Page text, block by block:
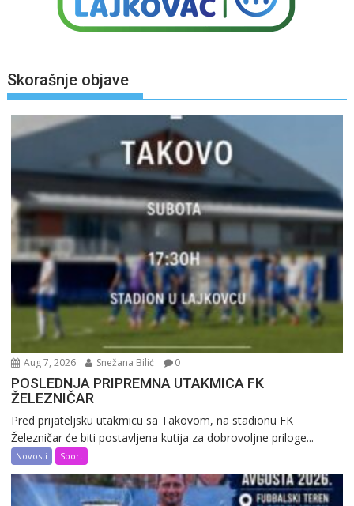
Skorašnje objave
Aug 7, 2026 Snežana Bilić 0
POSLEDNJA PRIPREMNA UTAKMICA FK
ŽELEZNIČAR
Pred prijateljsku utakmicu sa Takovom, na stadionu FK
Železničar će biti postavljena kutija za dobrovoljne priloge...
Novosti Sport